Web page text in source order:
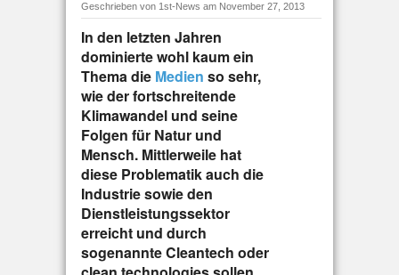
Geschrieben von 1st-News am November 27, 2013
In den letzten Jahren
dominierte wohl kaum ein
Thema die Medien so sehr,
wie der fortschreitende
Klimawandel und seine
Folgen für Natur und
Mensch. Mittlerweile hat
diese Problematik auch die
Industrie sowie den
Dienstleistungssektor
erreicht und durch
sogenannte Cleantech oder